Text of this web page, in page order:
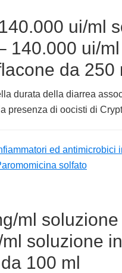
ui/ml
140.000 ui/
da 250
durata della diarrea
presenza di oocisti di
ed antimicrobici
solfato
ml
soluzione
100 ml